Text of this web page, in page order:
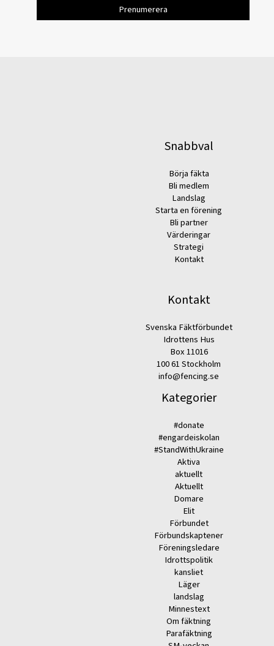
Snabbval
Börja fäkta
Bli medlem
Landslag
Starta en förening
Bli partner
Värderingar
Strategi
Kontakt
Kontakt
Svenska Fäktförbundet
Idrottens Hus
Box 11016
100 61 Stockholm
info@fencing.se
Kategorier
#donate
#engardeiskolan
#StandWithUkraine
Aktiva
aktuellt
Aktuellt
Domare
Elit
Förbundet
Förbundskaptener
Föreningsledare
Idrottspolitik
kansliet
Läger
landslag
Minnestext
Om fäktning
Parafäktning